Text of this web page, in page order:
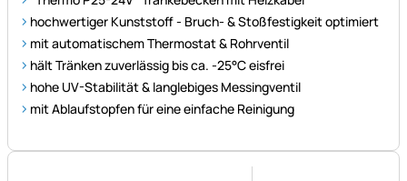
mit automatischem Thermostat & Rohrventil
hohe UV-Stabilität & langlebiges Messingventil
mit Ablaufstopfen für eine einfache Reinigung